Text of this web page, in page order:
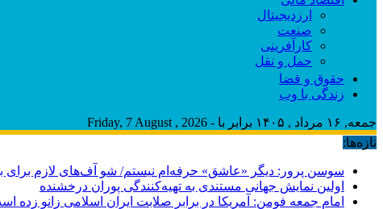
ارزدیجیتال
صنعت
کارآفرینی
حمل و نقل
حقوق و قضا
زندگی با وب
جمعه, ۱۶ مرداد , ۱۴۰۵ برابر با - Friday, 7 August , 2026
تازه‌ها:
سوسن پرور: دیگر «عاشق» حرفه‌ام نیستم/ شو آف‌های لازم برای
اولین نمایش جهانی مستندی به تهیه‌کنندگی پوران درخشنده
امام جمعه فومن: آمریکا در برابر صلابت ایران اسلامی زانو زده